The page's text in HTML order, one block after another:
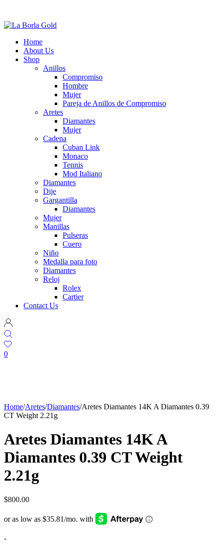
Home
About Us
Shop
Anillos
Compromiso
Hombre
Mujer
Pareja de Anillos de Compromiso
Aretes
Diamantes
Mujer
Cadena
Cuban Link
Monaco
Tennis
Mod Italiano
Diamantes
Dije
Gargantilla
Diamantes
Mujer
Manillas
Pulseras
Cuero
Niño
Medalla para foto
Diamantes
Reloj
Rolex
Cartier
Contact Us
0
Home/Aretes/Diamantes/Aretes Diamantes 14K A Diamantes 0.39
CT Weight 2.21g
Aretes Diamantes 14K A
Diamantes 0.39 CT Weight
2.21g
$800.00
-